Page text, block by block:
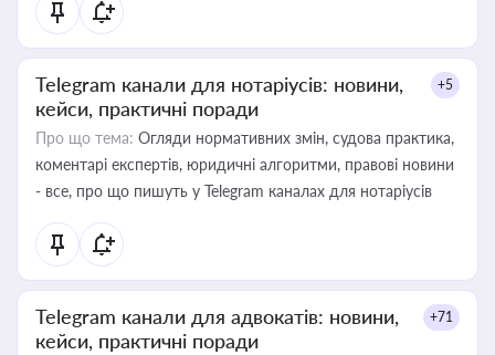
Telegram канали для нотаріусів: новини,
кейси, практичні поради
+5
Про що тема: Огляди нормативних змін, судова практика,
коментарі експертів, юридичні алгоритми, правові новини
- все, про що пишуть у Telegram каналах для нотаріусів
Telegram канали для адвокатів: новини,
кейси, практичні поради
+71